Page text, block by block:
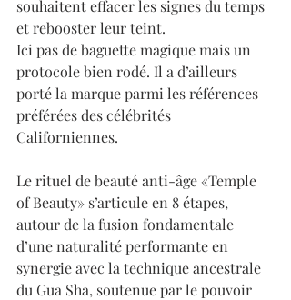
souhaitent effacer les signes du temps
et rebooster leur teint.
Ici pas de baguette magique mais un
protocole bien rodé. Il a d’ailleurs
porté la marque parmi les références
préférées des célébrités
Californiennes.
Le rituel de beauté anti-âge «Temple
of Beauty» s’articule en 8 étapes,
autour de la fusion fondamentale
d’une naturalité performante en
synergie avec la technique ancestrale
du Gua Sha, soutenue par le pouvoir